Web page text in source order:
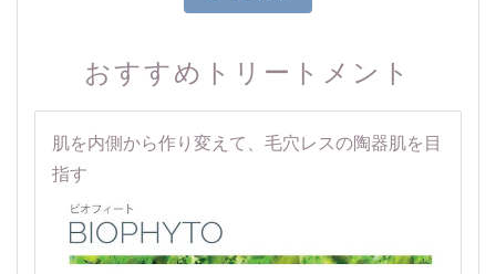
おすすめトリートメント
肌を内側から作り変えて、毛穴レスの陶器肌を目
指す